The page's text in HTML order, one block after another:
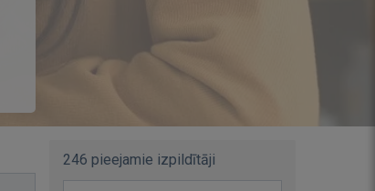
246 pieejamie izpildītāji